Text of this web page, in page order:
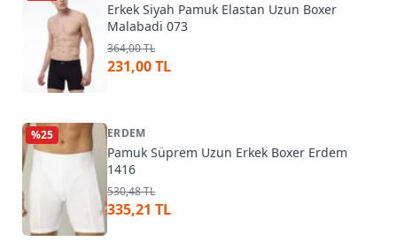
Erkek Siyah Pamuk Elastan Uzun Boxer
Malabadi 073
364,00 TL
231,00 TL
%25 ERDEM
Pamuk Süprem Uzun Erkek Boxer Erdem
1416
530,48 TL
335,21 TL